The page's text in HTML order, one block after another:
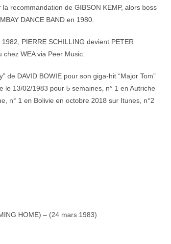
recommandation de GIBSON KEMP, alors boss
DANCE BAND en 1980.
PIERRE SCHILLING devient PETER
chez WEA via Peer Music.
de DAVID BOWIE pour son giga-hit “Major Tom”
le 13/02/1983 pour 5 semaines, n° 1 en Autriche
n° 1 en Bolivie en octobre 2018 sur Itunes, n°2
HOME) – (24 mars 1983)